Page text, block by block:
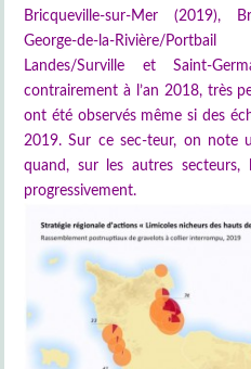
Bricqueville-sur-Mer (2019),
George-de-la-Rivière/
Landes/Surville et Saint-
contrairement à l’an 2018, très
ont été observés même si des
2019. Sur ce sec-teur, on note
quand, sur les autres
progressivement.